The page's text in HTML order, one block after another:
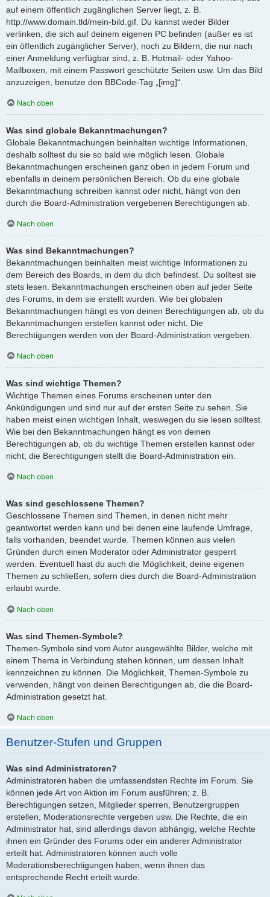
auf einem öffentlich zugänglichen Server liegt, z. B.
http://www.domain.tld/mein-bild.gif. Du kannst weder Bilder
verlinken, die sich auf deinem eigenen PC befinden (außer es ist
ein öffentlich zugänglicher Server), noch zu Bildern, die nur nach
einer Anmeldung verfügbar sind, z. B. Hotmail- oder Yahoo-
Mailboxen, mit einem Passwort geschützte Seiten usw. Um das Bild
anzuzeigen, benutze den BBCode-Tag „[img]“.
Nach oben
Was sind globale Bekanntmachungen?
Globale Bekanntmachungen beinhalten wichtige Informationen,
deshalb solltest du sie so bald wie möglich lesen. Globale
Bekanntmachungen erscheinen ganz oben in jedem Forum und
ebenfalls in deinem persönlichen Bereich. Ob du eine globale
Bekanntmachung schreiben kannst oder nicht, hängt von den
durch die Board-Administration vergebenen Berechtigungen ab.
Nach oben
Was sind Bekanntmachungen?
Bekanntmachungen beinhalten meist wichtige Informationen zu
dem Bereich des Boards, in dem du dich befindest. Du solltest sie
stets lesen. Bekanntmachungen erscheinen oben auf jeder Seite
des Forums, in dem sie erstellt wurden. Wie bei globalen
Bekanntmachungen hängt es von deinen Berechtigungen ab, ob du
Bekanntmachungen erstellen kannst oder nicht. Die
Berechtigungen werden von der Board-Administration vergeben.
Nach oben
Was sind wichtige Themen?
Wichtige Themen eines Forums erscheinen unter den
Ankündigungen und sind nur auf der ersten Seite zu sehen. Sie
haben meist einen wichtigen Inhalt, weswegen du sie lesen solltest.
Wie bei den Bekanntmachungen hängt es von deinen
Berechtigungen ab, ob du wichtige Themen erstellen kannst oder
nicht; die Berechtigungen stellt die Board-Administration ein.
Nach oben
Was sind geschlossene Themen?
Geschlossene Themen sind Themen, in denen nicht mehr
geantwortet werden kann und bei denen eine laufende Umfrage,
falls vorhanden, beendet wurde. Themen können aus vielen
Gründen durch einen Moderator oder Administrator gesperrt
werden. Eventuell hast du auch die Möglichkeit, deine eigenen
Themen zu schließen, sofern dies durch die Board-Administration
erlaubt wurde.
Nach oben
Was sind Themen-Symbole?
Themen-Symbole sind vom Autor ausgewählte Bilder, welche mit
einem Thema in Verbindung stehen können, um dessen Inhalt
kennzeichnen zu können. Die Möglichkeit, Themen-Symbole zu
verwenden, hängt von deinen Berechtigungen ab, die die Board-
Administration gesetzt hat.
Nach oben
Benutzer-Stufen und Gruppen
Was sind Administratoren?
Administratoren haben die umfassendsten Rechte im Forum. Sie
können jede Art von Aktion im Forum ausführen; z. B.
Berechtigungen setzen, Mitglieder sperren, Benutzergruppen
erstellen, Moderationsrechte vergeben usw. Die Rechte, die ein
Administrator hat, sind allerdings davon abhängig, welche Rechte
ihnen ein Gründer des Forums oder ein anderer Administrator
erteilt hat. Administratoren können auch volle
Moderationsberechtigungen haben, wenn ihnen das
entsprechende Recht erteilt wurde.